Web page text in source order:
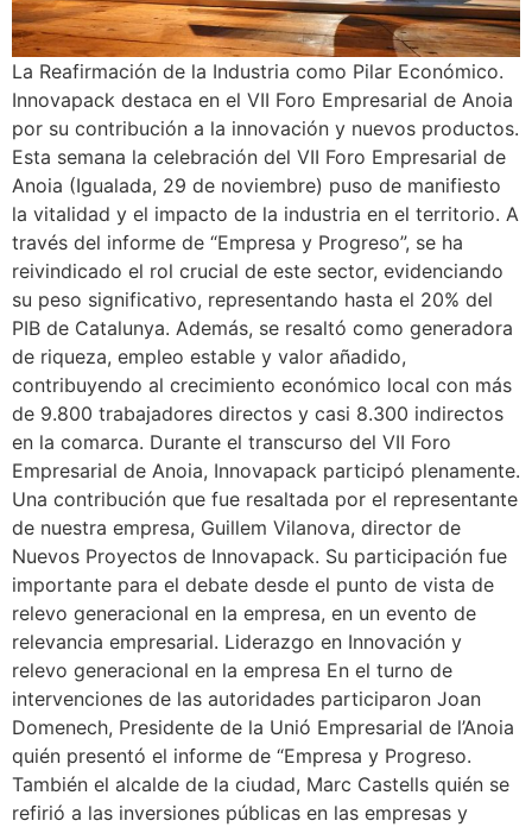
La Reafirmación de la Industria como Pilar Económico.
Innovapack destaca en el VII Foro Empresarial de Anoia
por su contribución a la innovación y nuevos productos.
Esta semana la celebración del VII Foro Empresarial de
Anoia (Igualada, 29 de noviembre) puso de manifiesto
la vitalidad y el impacto de la industria en el territorio. A
través del informe de “Empresa y Progreso”, se ha
reivindicado el rol crucial de este sector, evidenciando
su peso significativo, representando hasta el 20% del
PIB de Catalunya. Además, se resaltó como generadora
de riqueza, empleo estable y valor añadido,
contribuyendo al crecimiento económico local con más
de 9.800 trabajadores directos y casi 8.300 indirectos
en la comarca. Durante el transcurso del VII Foro
Empresarial de Anoia, Innovapack participó plenamente.
Una contribución que fue resaltada por el representante
de nuestra empresa, Guillem Vilanova, director de
Nuevos Proyectos de Innovapack. Su participación fue
importante para el debate desde el punto de vista de
relevo generacional en la empresa, en un evento de
relevancia empresarial. Liderazgo en Innovación y
relevo generacional en la empresa En el turno de
intervenciones de las autoridades participaron Joan
Domenech, Presidente de la Unió Empresarial de l’Anoia
quién presentó el informe de “Empresa y Progreso.
También el alcalde de la ciudad, Marc Castells quién se
refirió a las inversiones públicas en las empresas y